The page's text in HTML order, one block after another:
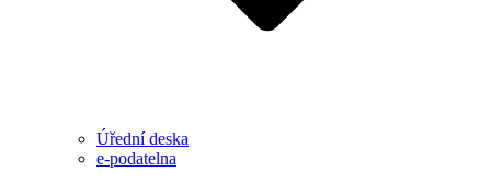
Úřední deska
e-podatelna